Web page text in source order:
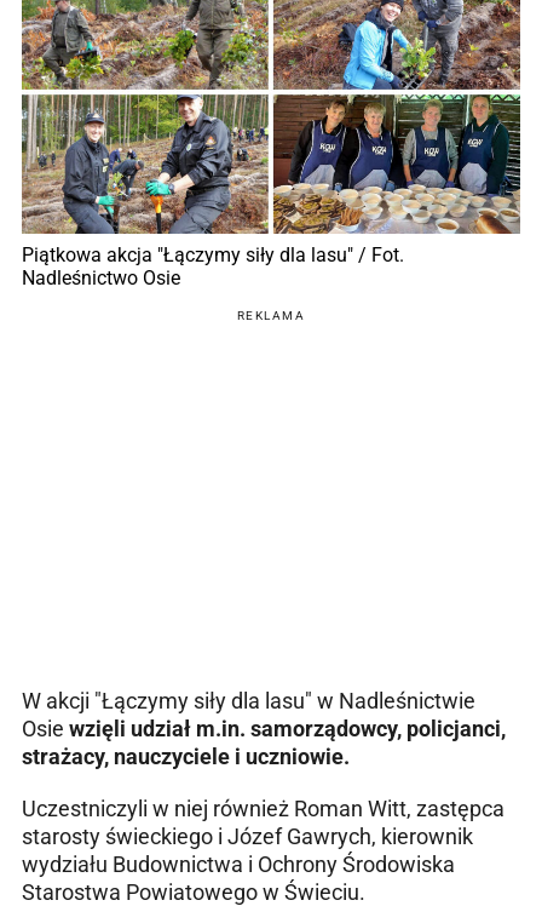
Piątkowa akcja "Łączymy siły dla lasu" / Fot.
Nadleśnictwo Osie
REKLAMA
W akcji "Łączymy siły dla lasu" w Nadleśnictwie
Osie wzięli udział m.in. samorządowcy, policjanci,
strażacy, nauczyciele i uczniowie.
Uczestniczyli w niej również Roman Witt, zastępca
starosty świeckiego i Józef Gawrych, kierownik
wydziału Budownictwa i Ochrony Środowiska
Starostwa Powiatowego w Świeciu.